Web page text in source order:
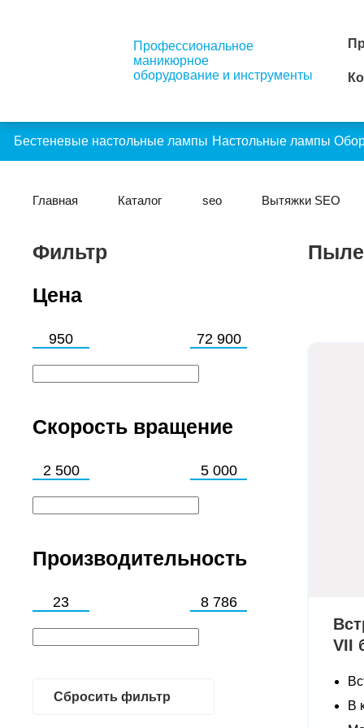
Профессиональное
маникюрное
оборудование и инструменты
Бестеневые настольные лампы Настольные лампы
Главная Каталог seo Вытяжки SEO
Фильтр
Цена
Скорость вращение
Производительность
Сбросить фильтр
VII
В